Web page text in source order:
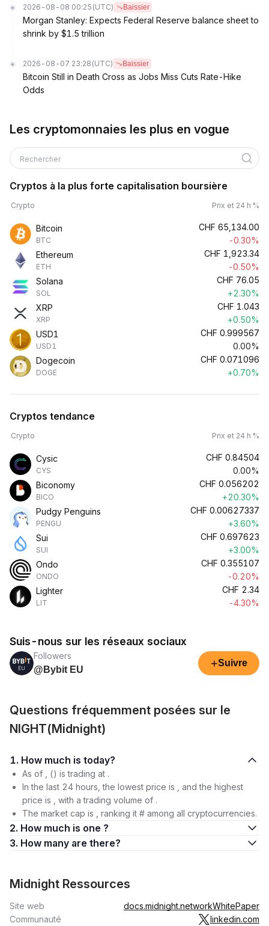
2026-08-08 00:25 (UTC) Baissier
Morgan Stanley: Expects Federal Reserve balance sheet to
shrink by $1.5 trillion
2026-08-07 23:28 (UTC) Baissier
Bitcoin Still in Death Cross as Jobs Miss Cuts Rate-Hike
Odds
Les cryptomonnaies les plus en vogue
Rechercher
Cryptos à la plus forte capitalisation boursière
Crypto Prix et 24 h %
Bitcoin
BTC
CHF 65,134.00
-0.30%
Ethereum
ETH
CHF 1,923.34
-0.50%
Solana
SOL
CHF 76.05
+2.30%
XRP
XRP
CHF 1.043
+0.50%
USD1
USD1
CHF 0.999567
0.00%
Dogecoin
DOGE
CHF 0.071096
+0.70%
Cryptos tendance
Crypto Prix et 24 h %
Cysic
CYS
CHF 0.84504
0.00%
Biconomy
BICO
CHF 0.056202
+20.30%
Pudgy Penguins
PENGU
CHF 0.00627337
+3.60%
Sui
SUI
CHF 0.697623
+3.00%
Ondo
ONDO
CHF 0.355107
-0.20%
Lighter
LIT
CHF 2.34
-4.30%
Suis-nous sur les réseaux sociaux
Followers
@Bybit EU
+Suivre
Questions fréquemment posées sur le
NIGHT(Midnight)
1. How much is today?
As of , () is trading at .
In the last 24 hours, the lowest price is , and the highest
price is , with a trading volume of .
The market cap is , ranking it # among all cryptocurrencies.
2. How much is one ?
3. How many are there?
Midnight Ressources
Site web docs.midnight.networkWhitePaper
Communauté
linkedin.com